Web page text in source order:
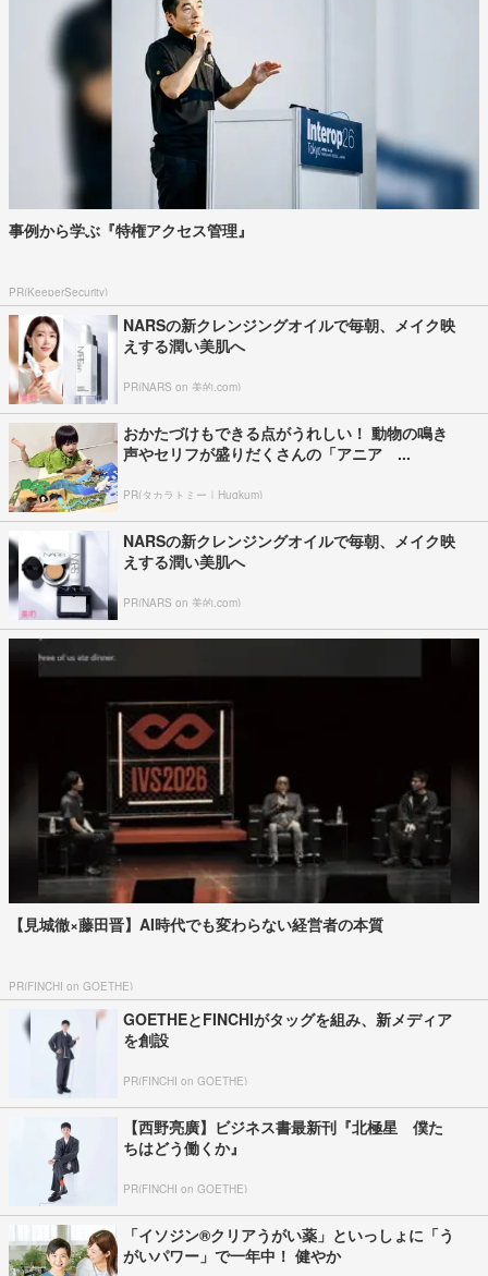
事例から学ぶ『特権アクセス管理』
PR(KeeperSecurity)
NARSの新クレンジングオイルで毎朝、メイク映
えする潤い美肌へ
PR(NARS on 美的.com)
おかたづけもできる点がうれしい！ 動物の鳴き
声やセリフが盛りだくさんの「アニア ...
PR(タカラトミー｜Hugkum)
NARSの新クレンジングオイルで毎朝、メイク映
えする潤い美肌へ
PR(NARS on 美的.com)
【見城徹×藤田晋】AI時代でも変わらない経営者の本質
PR(FINCHI on GOETHE)
GOETHEとFINCHIがタッグを組み、新メディア
を創設
PR(FINCHI on GOETHE)
【西野亮廣】ビジネス書最新刊『北極星 僕た
ちはどう働くか』
PR(FINCHI on GOETHE)
「イソジン®クリアうがい薬」といっしょに「う
がいパワー」で一年中！ 健やか